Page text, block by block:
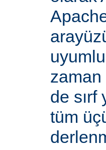
de
tüm